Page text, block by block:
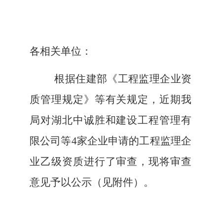
各相关单位：
根据住建部 《工程监理企业资
质管理规定》 等有关规定，近期我
局对湖北中诚胜和建设工程管理有
限公司等4家企业申请的工程监理企
业乙级资质进行了审查，现将审查
意见予以公示（见附件）。